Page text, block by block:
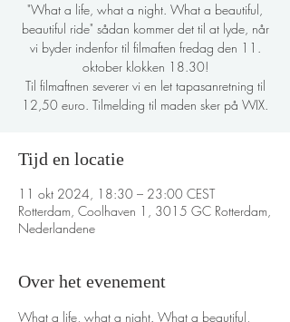
"What a life, what a night. What a beautiful,
beautiful ride" sådan kommer det til at lyde, når
vi byder indenfor til filmaften fredag den 11.
oktober klokken 18.30!
Til filmaftnen severer vi en let tapasanretning til
12,50 euro. Tilmelding til maden sker på WIX.
Tijd en locatie
11 okt 2024, 18:30 – 23:00 CEST
Rotterdam, Coolhaven 1, 3015 GC Rotterdam,
Nederlandene
Over het evenement
What a life, what a night. What a beautiful,